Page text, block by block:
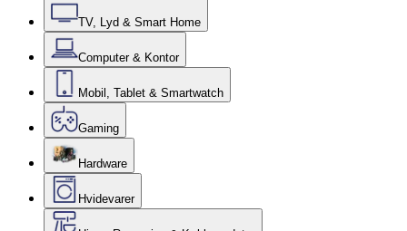
TV, Lyd & Smart Home
Computer & Kontor
Mobil, Tablet & Smartwatch
Gaming
Hardware
Hvidevarer